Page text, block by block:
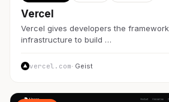
Vercel
Vercel gives developers the
infrastructure to build …
vercel.com· Geist